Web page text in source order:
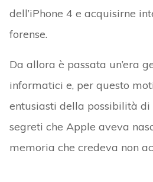
dell’iPhone 4 e acquisirne
forense.
Da allora è passata un’era
informatici e, per questo
entusiasti della possibilità di
segreti che Apple aveva
memoria che credeva non